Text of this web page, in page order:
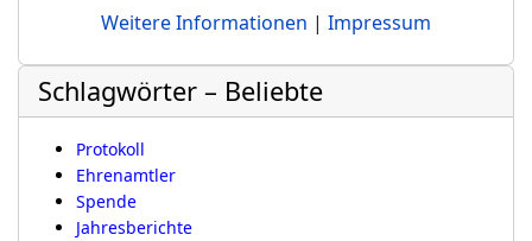
Schlagwörter – Beliebte
Protokoll
Ehrenamtler
Spende
Jahresberichte
Weitere Informationen | Impressum